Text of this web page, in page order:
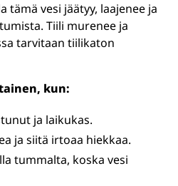
tämä vesi jäätyy, laajenee ja
Tiili murenee ja
tarvitaan tiilikaton
kun:
ja laikukas.
ja siitä irtoaa hiekkaa.
tummalta, koska vesi